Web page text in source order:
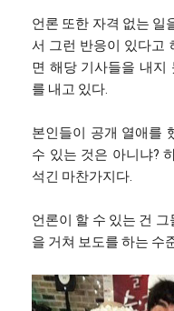
언론 또한 자격 없는 일
서 그런 반응이 있다고
면 해당 기사들을 내지
를 내고 있다.
본인들이 공개 열애를
수 있는 것은 아니냐?
석긴 마찬가지다.
언론이 할 수 있는 건
을 거쳐 보도를 하는 수